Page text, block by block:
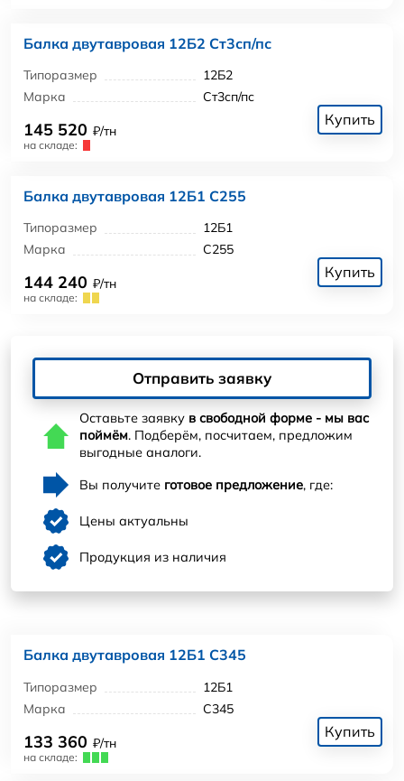
Балка двутавровая 12Б2 Ст3сп/пс
Типоразмер
12Б2
Марка
Ст3сп/пс
145 520 ₽/тн
на складе:
Купить
Балка двутавровая 12Б1 С255
Типоразмер
12Б1
Марка
С255
144 240 ₽/тн
на складе:
Купить
Отправить заявку
Оставьте заявку в свободной форме - мы вас
поймём. Подберём, посчитаем, предложим
выгодные аналоги.
Вы получите готовое предложение, где:
Цены актуальны
Продукция из наличия
Балка двутавровая 12Б1 С345
Типоразмер
12Б1
Марка
С345
133 360 ₽/тн
на складе:
Купить